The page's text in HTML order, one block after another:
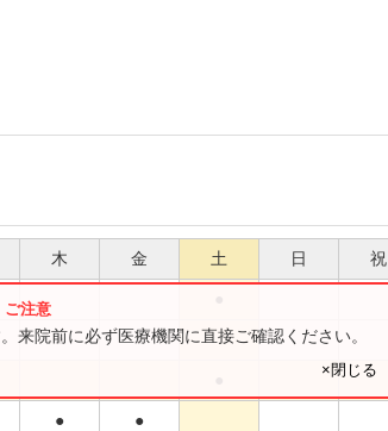
木 金 土 日 祝
● ●
● ●
来院前に必ず医療機関に直接ご確認ください。
×閉じる